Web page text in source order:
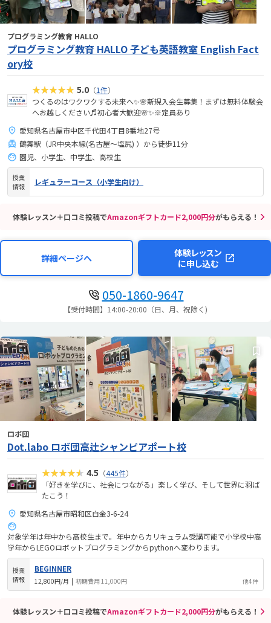
プログラミング教育 HALLO
プログラミング教育 HALLO 子ども英語教室 English Fact
ory校
★★★★★ 5.0（1件）
つくるのはワクワクする未来へ✨🌸新規入会生募集！まずは無料体験会
へお越しください♬初心者大歓迎🌸✨※定員あり
愛知県名古屋市中区千代田4丁目8番地27号
鶴舞駅（JR中央本線(名古屋～塩尻) ）から徒歩11分
園児、小学生、中学生、高校生
授業
情報
レギュラーコース（小学生向け）
体験レッスン＋口コミ投稿でAmazonギフトカード2,000円分がもらえる！
詳細ページへ
体験レッスン
に申し込む
050-1860-9647
【受付時間】14:00-20:00（日、月、祝除く)
ロボ団
Dot.labo ロボ団高辻シャンピアポート校
★★★★★ 4.5 （445件）
「好きを学びに、社会につながる」楽しく学び、そして世界に羽ば
たこう！
愛知県名古屋市昭和区白金3-6-24
対象学年は年中から高校生まで。年中からカリキュラム受講可能で小学校中高
学年からLEGOロボットプログラミングからpythonへ変わります。
授業
情報
BEGINNER
12,800円/月 | 初期費用 11,000円 他4件
体験レッスン＋口コミ投稿でAmazonギフトカード2,000円分がもらえる！